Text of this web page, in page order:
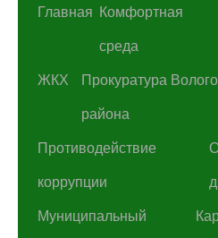
Перейти
содержимому
Главная Комфортная
среда
ЖКХ
Прокуратура
района
Противодействие
коррупции
Муниципальный